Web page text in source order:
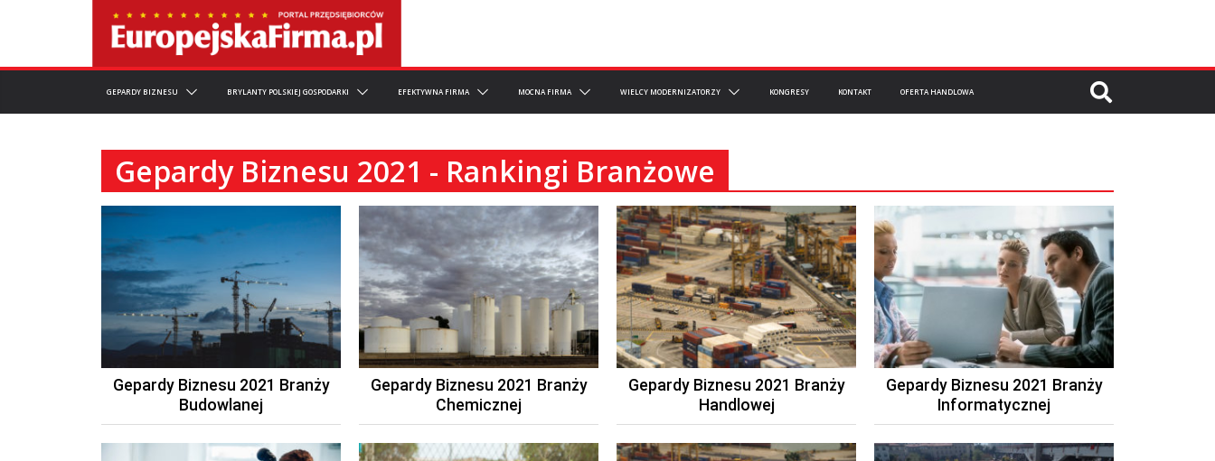
GEPARDY BIZNESU BRYLANTY POLSKIEJ GOSPODARKI EFEKTYWNA FIRMA MOCNA FIRMA WIELCY MODERNIZATORZY KONGRESY KONTAKT OFERTA HANDLOWA
Gepardy Biznesu 2021 - Rankingi Branżowe
Gepardy Biznesu 2021 Branży
Budowlanej
Gepardy Biznesu 2021 Branży
Chemicznej
Gepardy Biznesu 2021 Branży
Handlowej
Gepardy Biznesu 2021 Branży
Informatycznej